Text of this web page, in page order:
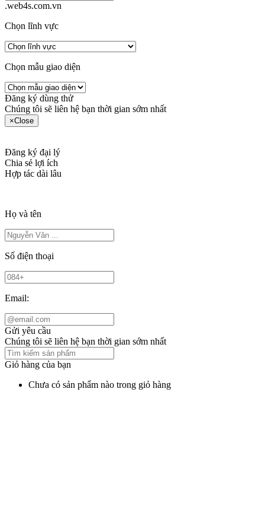
.web4s.com.vn
Chọn lĩnh vực
Chọn mẫu giao diện
Đăng ký dùng thử
Chúng tôi sẽ liên hệ bạn thời gian sớm nhất
×Close
Đăng ký đại lý
Chia sẻ lợi ích
Hợp tác dài lâu
Họ và tên
Số điện thoại
Email:
Gửi yêu cầu
Chúng tôi sẽ liên hệ bạn thời gian sớm nhất
Giỏ hàng của bạn
Chưa có sản phẩm nào trong giỏ hàng